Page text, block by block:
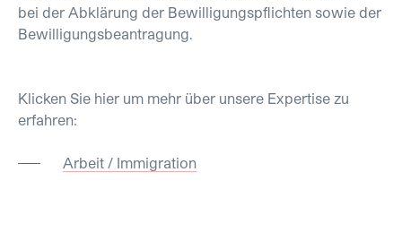
bei der Abklärung der Bewilligungspflichten sowie der
Bewilligungsbeantragung.
Klicken Sie hier um mehr über unsere Expertise zu
erfahren:
Arbeit / Immigration